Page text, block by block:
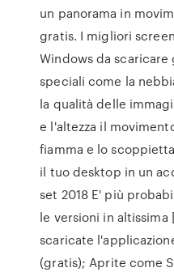
un panorama in
gratis. I migliori
Windows da
speciali come la
la qualità delle
e l'altezza il
fiamma e lo
il tuo desktop in un
set 2018 E' più
le versioni in
scaricate
(gratis); Aprite come